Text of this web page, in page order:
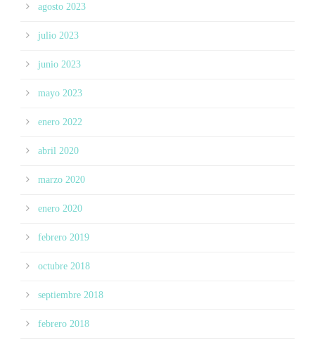
agosto 2023
julio 2023
junio 2023
mayo 2023
enero 2022
abril 2020
marzo 2020
enero 2020
febrero 2019
octubre 2018
septiembre 2018
febrero 2018